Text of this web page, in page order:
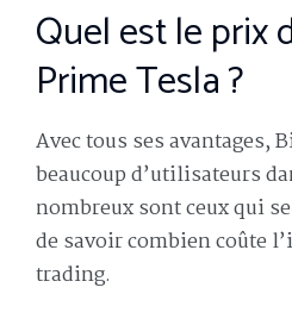
Quel est le prix
Prime Tesla ?
Avec tous ses avantages,
beaucoup d’utilisateurs
nombreux sont ceux qui
de savoir combien coûte
trading.